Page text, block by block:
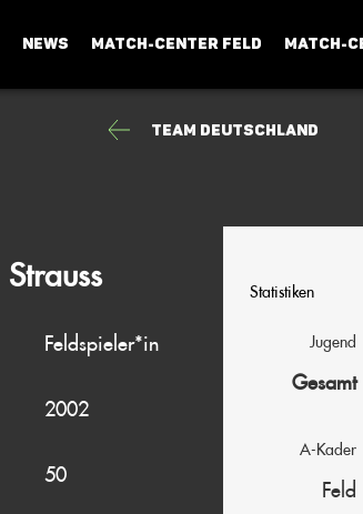
NEWS MATCH-CENTER FELD MATCH-
Team Deutschland
Strauss
Feldspieler*in
2002
50
Statistiken
Jugend
Gesamt
A-Kader
Feld